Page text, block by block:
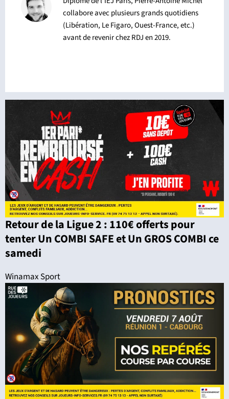
collabore avec plusieurs grands quotidiens
(Libération, Le Figaro, Ouest-France, etc.)
avant de revenir chez RDJ en 2019.
Retour de la Ligue 2 : 110€ offerts pour
tenter Un COMBI SAFE et Un GROS COMBI ce
samedi
Winamax Sport